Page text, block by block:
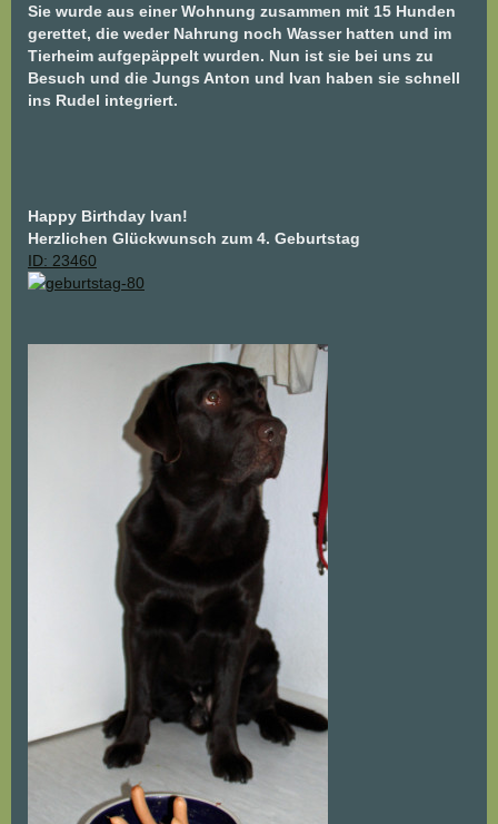
Sie wurde aus einer Wohnung zusammen mit 15 Hunden
gerettet, die weder Nahrung noch Wasser hatten und im
Tierheim aufgepäppelt wurden. Nun ist sie bei uns zu
Besuch und die Jungs Anton und Ivan haben sie schnell
ins Rudel integriert.
Happy Birthday Ivan!
Herzlichen Glückwunsch zum 4. Geburtstag
ID: 23460